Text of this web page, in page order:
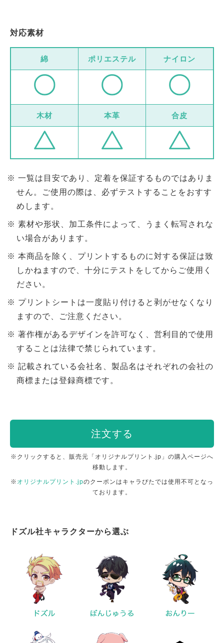
対応素材
綿 ポリエステル ナイロン
木材 本革 合皮
一覧は目安であり、定着を保証するものではありま
せん。ご使用の際は、必ずテストすることをおすす
めします。
素材や形状、加工条件によって、うまく転写されな
い場合があります。
本商品を除く、プリントするものに対する保証は致
しかねますので、十分にテストをしてからご使用く
ださい。
プリントシートは一度貼り付けると剥がせなくなり
ますので、ご注意ください。
著作権があるデザインを許可なく、営利目的で使用
することは法律で禁じられています。
記載されている会社名、製品名はそれぞれの会社の
商標または登録商標です。
注文する
※クリックすると、販売元「オリジナルプリント.jp」の購入ページへ
移動します。
※ オリジナルプリント.jpのクーポンはキャラぴたでは使用不可となっ
ております。
ドズル社キャラクターから選ぶ